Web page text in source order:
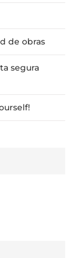
de obras
segura